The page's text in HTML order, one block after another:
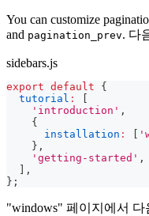
You can customize
and pagination_prev. 다
sidebars.js
export default
{
tutorial :
[
'introduction' ,
{
installation : [
} ,
'getting-started' ,
] ,
} ;
"windows" 페이지에서